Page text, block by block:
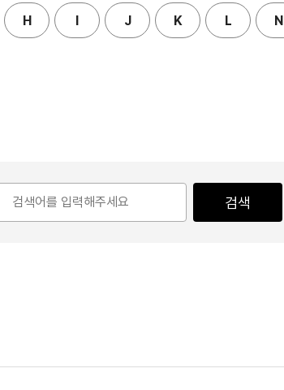
H I J K L N
검색